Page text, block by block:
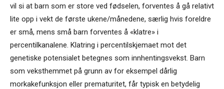
vil si at barn som er store ved fødselen, forventes å gå relativt
lite opp i vekt de første ukene/månedene, særlig hvis foreldre
er små, mens små barn forventes å «klatre» i
percentilkanalene. Klatring i percentilskjemaet mot det
genetiske potensialet betegnes som innhentingsvekst. Barn
som veksthemmet på grunn av for eksempel dårlig
morkakefunksjon eller prematuritet, får typisk en betydelig